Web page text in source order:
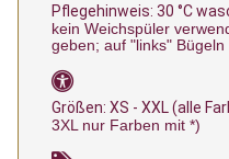
Pflegehinweis: 30 °C
kein Weichspüler
geben; auf "links" Bügeln
Größen: XS - XXL (alle
3XL nur Farben mit *)